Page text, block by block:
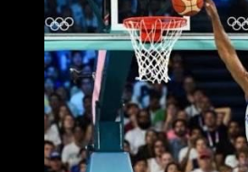
for the 2028 Olympic
LeBron would be 44 years
go for Gold one last time?
計畫保留